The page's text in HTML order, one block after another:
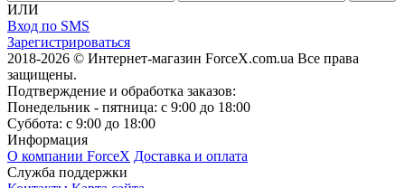
ИЛИ
Вход по SMS
Зарегистрироваться
2018-2026 © Интернет-магазин ForceX.com.ua Все права
защищены.
Подтверждение и обработка заказов:
Понедельник - пятница: с 9:00 до 18:00
Суббота: с 9:00 до 18:00
Информация
О компании ForceX Доставка и оплата
Служба поддержки